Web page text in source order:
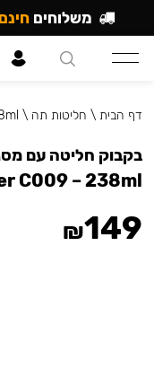
דף הבית \ חליטות תה \
בקבוק חליטה עם
C009 – 238ml
₪149
משלוחים חינם